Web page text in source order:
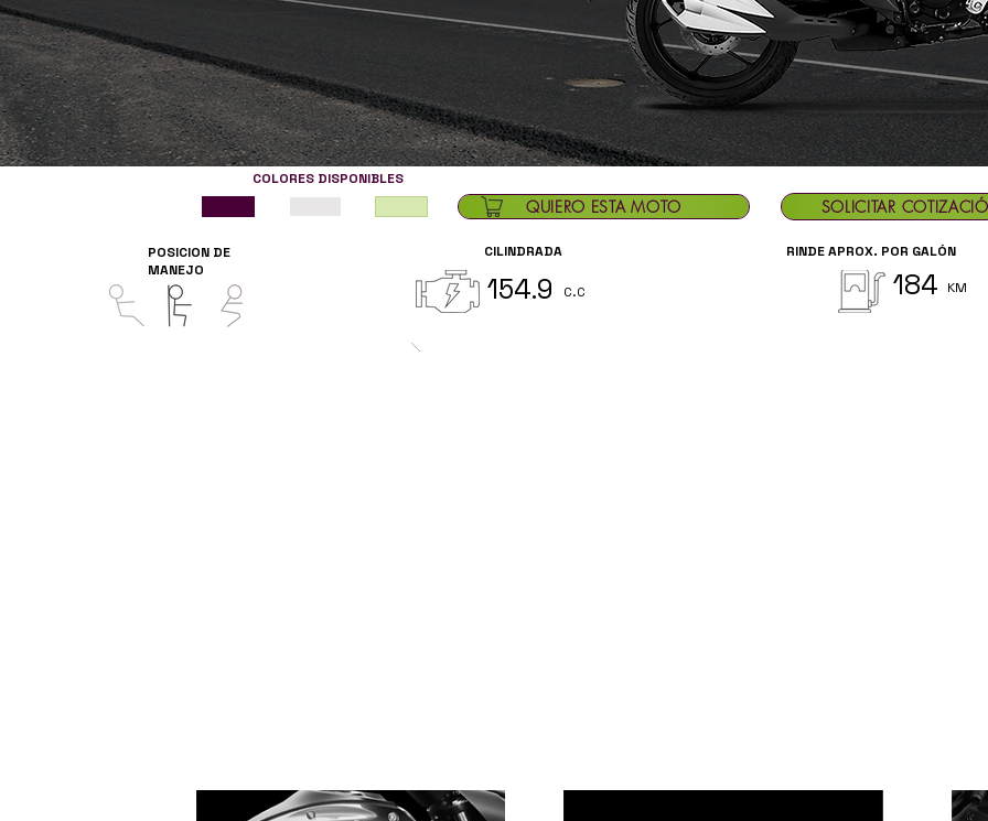
QUIERO ESTA MOTO SOLICITAR
COLORES DISPONIBLES
POSICION DE
MANEJO
CILINDRADA
154.9 C.C
RINDE APROX. POR GALÓN
184 KM